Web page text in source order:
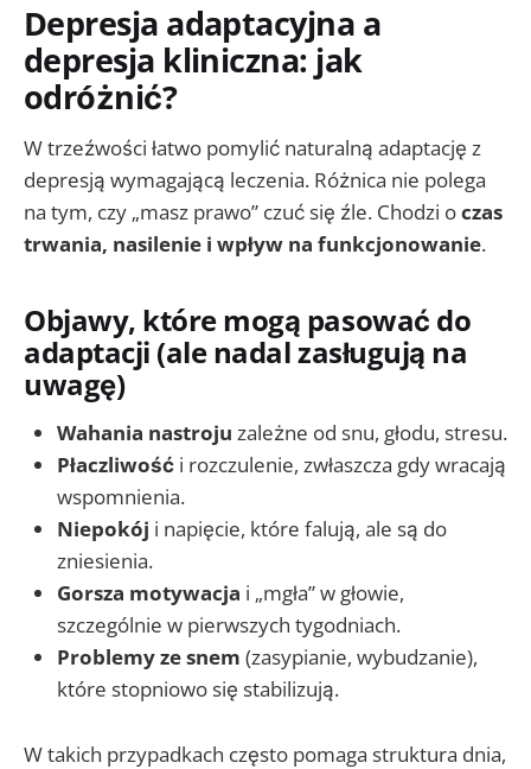
Depresja adaptacyjna a
depresja kliniczna: jak
odróżnić?
W trzeźwości łatwo pomylić naturalną adaptację z
depresją wymagającą leczenia. Różnica nie polega
na tym, czy „masz prawo” czuć się źle. Chodzi oczas
trwania, nasilenie i wpływ na funkcjonowanie.
Objawy, które mogą pasować do
adaptacji (ale nadal zasługują na
uwagę)
Wahania nastroju zależne od snu, głodu, stresu.
Płaczliwość i rozczulenie, zwłaszcza gdy wracają
wspomnienia.
Niepokój i napięcie, które falują, ale są do
zniesienia.
Gorsza motywacja i „mgła” w głowie,
szczególnie w pierwszych tygodniach.
Problemy ze snem (zasypianie, wybudzanie),
które stopniowo się stabilizują.
W takich przypadkach często pomaga struktura dnia,